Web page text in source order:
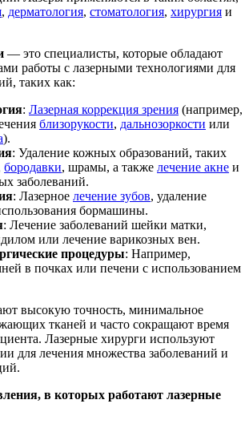
, дерматология, стоматология, хирургия и
— это специалисты, которые обладают
работы с лазерными технологиями для
таких как:
: Лазерная коррекция зрения (например,
близорукости, дальнозоркости или
).
: Удаление кожных образований, таких
бородавки, шрамы, а также лечение акне и
заболеваний.
: Лазерное лечение зубов, удаление
бормашины.
: Лечение заболеваний шейки матки,
или лечение варикозных вен.
процедуры: Например,
в почках или печени с использованием
высокую точность, минимальное
тканей и часто сокращают время
Лазерные хирурги используют
для лечения множества заболеваний и
в которых работают лазерные